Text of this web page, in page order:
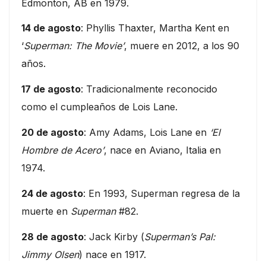
Edmonton, AB en 1979.
14 de agosto: Phyllis Thaxter, Martha Kent en
‘Superman: The Movie’, muere en 2012, a los 90
años.
17 de agosto: Tradicionalmente reconocido
como el cumpleaños de Lois Lane.
20 de agosto: Amy Adams, Lois Lane en ‘El
Hombre de Acero’, nace en Aviano, Italia en
1974.
24 de agosto: En 1993, Superman regresa de la
muerte en Superman#82.
28 de agosto: Jack Kirby (Superman’s Pal:
Jimmy Olsen) nace en 1917.